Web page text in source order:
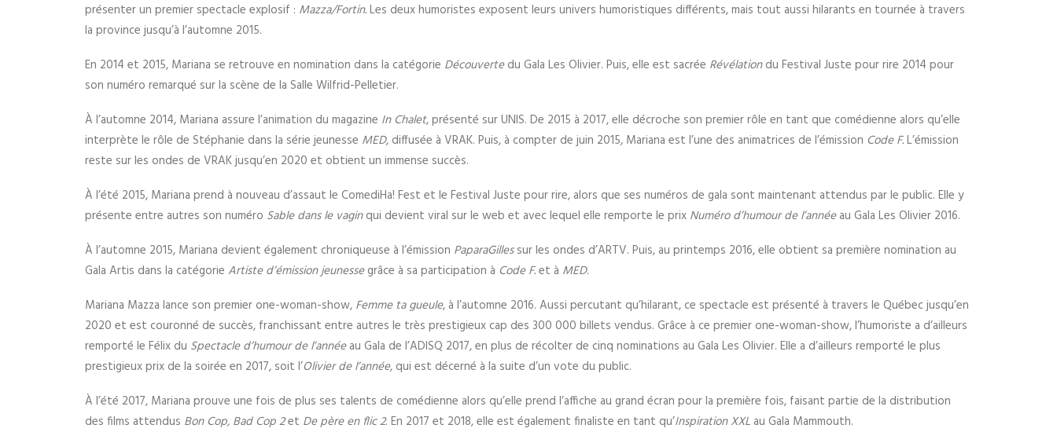
présenter un premier spectacle explosif : Mazza/Fortin.Les deux humoristes exposent leurs univers humoristiques différents, mais tout aussi hilarants en tournée à travers
la province jusqu’à l’automne 2015.
En 2014 et 2015, Mariana se retrouve en nomination dans la catégorie Découvertedu Gala Les Olivier. Puis, elle est sacrée Révélationdu Festival Juste pour rire 2014 pour
son numéro remarqué sur la scène de la Salle Wilfrid-Pelletier.
À l’automne 2014, Mariana assure l’animation du magazine In Chalet, présenté sur UNIS. De 2015 à 2017, elle décroche son premier rôle en tant que comédienne alors qu’elle
interprète le rôle de Stéphanie dans la série jeunesse MED, diffusée à VRAK. Puis, à compter de juin 2015, Mariana est l’une des animatrices de l’émission Code F.L’émission
reste sur les ondes de VRAK jusqu’en 2020 et obtient un immense succès.
À l’été 2015, Mariana prend à nouveau d’assaut le ComediHa! Fest et le Festival Juste pour rire, alors que ses numéros de gala sont maintenant attendus par le public. Elle y
présente entre autres son numéro Sable dans le vaginqui devient viral sur le web et avec lequel elle remporte le prix Numéro d’humour de l’annéeau Gala Les Olivier 2016.
À l’automne 2015, Mariana devient également chroniqueuse à l’émission PaparaGillessur les ondes d’ARTV. Puis, au printemps 2016, elle obtient sa première nomination au
Gala Artis dans la catégorie Artiste d’émission jeunessegrâce à sa participation à Code F.et à MED.
Mariana Mazza lance son premier one-woman-show, Femme ta gueule, à l’automne 2016. Aussi percutant qu’hilarant, ce spectacle est présenté à travers le Québec jusqu’en
2020 et est couronné de succès, franchissant entre autres le très prestigieux cap des 300 000 billets vendus. Grâce à ce premier one-woman-show, l’humoriste a d’ailleurs
remporté le Félix du Spectacle d’humour de l’annéeau Gala de l’ADISQ 2017, en plus de récolter de cinq nominations au Gala Les Olivier. Elle a d’ailleurs remporté le plus
prestigieux prix de la soirée en 2017, soit l’Olivier de l’année, qui est décerné à la suite d’un vote du public.
À l’été 2017, Mariana prouve une fois de plus ses talents de comédienne alors qu’elle prend l’affiche au grand écran pour la première fois, faisant partie de la distribution
des films attendus Bon Cop, Bad Cop 2et De père en flic 2. En 2017 et 2018, elle est également finaliste en tant qu’Inspiration XXL au Gala Mammouth.